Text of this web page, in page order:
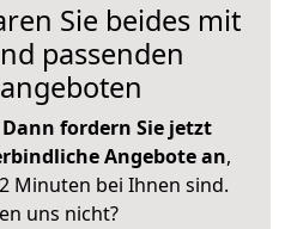
Sie beides mit
passenden
Dann fordern Sie jetzt
Angebote an,
Minuten bei Ihnen sind.
uns nicht?